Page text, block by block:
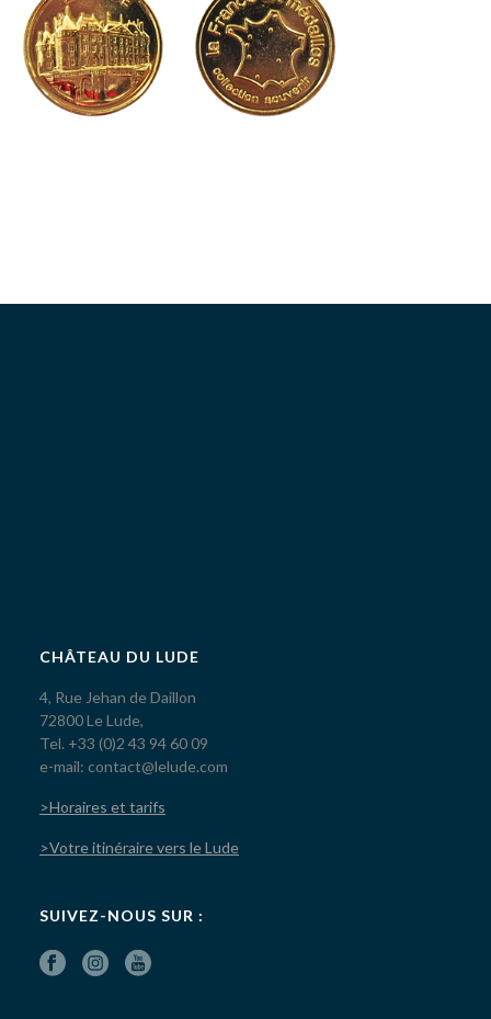
CHÂTEAU DU LUDE
4, Rue Jehan de Daillon
72800 Le Lude,
Tel. +33 (0)2 43 94 60 09
e-mail: contact@lelude.com
>Horaires et tarifs
>Votre itinéraire vers le Lude
SUIVEZ-NOUS SUR :